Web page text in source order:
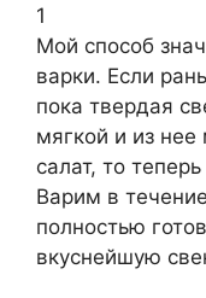
1
Мой способ
варки. Если
пока твердая
мягкой и из нее
салат, то
Варим в
полностью
вкуснейшую